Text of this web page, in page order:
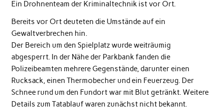
Ein Drohnenteam der Kriminaltechnik ist vor Ort.
Bereits vor Ort deuteten die Umstände auf ein
Gewaltverbrechen hin.
Der Bereich um den Spielplatz wurde weiträumig
abgesperrt. In der Nähe der Parkbank fanden die
Polizeibeamten mehrere Gegenstände, darunter einen
Rucksack, einen Thermobecher und ein Feuerzeug. Der
Schnee rund um den Fundort war mit Blut getränkt. Weitere
Details zum Tatablauf waren zunächst nicht bekannt.